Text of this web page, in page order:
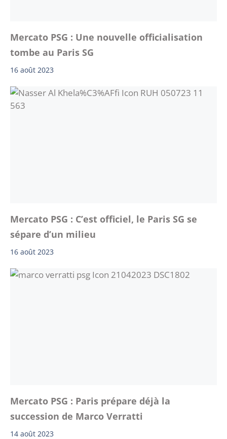
Mercato PSG : Une nouvelle officialisation
tombe au Paris SG
16 août 2023
Mercato PSG : C’est officiel, le Paris SG se
sépare d’un milieu
16 août 2023
Mercato PSG : Paris prépare déjà la
succession de Marco Verratti
14 août 2023